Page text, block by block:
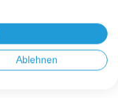
Ablehnen